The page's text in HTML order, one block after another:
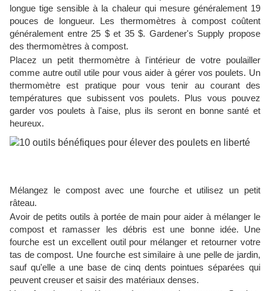
longue tige sensible à la chaleur qui mesure généralement 19
pouces de longueur. Les thermomètres à compost coûtent
généralement entre 25 $ et 35 $. Gardener's Supply propose
des thermomètres à compost.
Placez un petit thermomètre à l'intérieur de votre poulailler
comme autre outil utile pour vous aider à gérer vos poulets. Un
thermomètre est pratique pour vous tenir au courant des
températures que subissent vos poulets. Plus vous pouvez
garder vos poulets à l'aise, plus ils seront en bonne santé et
heureux.
Mélangez le compost avec une fourche et utilisez un petit
râteau.
Avoir de petits outils à portée de main pour aider à mélanger le
compost et ramasser les débris est une bonne idée. Une
fourche est un excellent outil pour mélanger et retourner votre
tas de compost. Une fourche est similaire à une pelle de jardin,
sauf qu'elle a une base de cinq dents pointues séparées qui
peuvent creuser et saisir des matériaux denses.